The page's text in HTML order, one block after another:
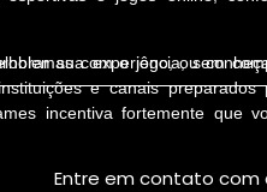
sua experiência, sem
com o jogo, ou
e canais preparados
incentiva fortemente que
Entre em contato com